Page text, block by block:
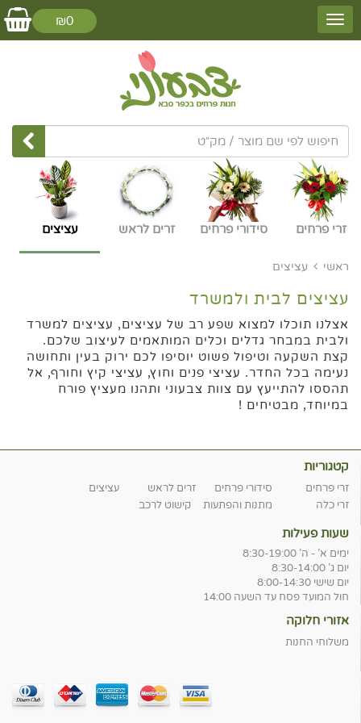
₪0
זרי פרחים סידורי פרחים זרים לראש עציצים
ראשי עציצים
עציצים לבית ולמשרד
אצלנו תוכלו למצוא שפע רב של עציצים, עציצים למשרד
ולבית במבחר גדלים וכלים המותאמים לעיצוב שלכם.
קצת השקעה וטיפול פשוט יוסיפו לכם ירוק בעין ותחושה
נעימה בכל החדר. עציצי פנים וחוץ, עציצי קיץ וחורף, אל
תהססו להתייעץ עם צוות צבעוני ותהנו מעציץ פורח
במיוחד, מבטיחים !
קטגוריות
זרי פרחים סידורי פרחים זרים לראש
עציצים
זרי כלה
מתנות והפתעות קישוט לרכב
שעות פעילות
ימים א' - ה' 8:30-19:00
יום ג' 8:30-14:00
יום שישי 8:00-14:30
חול המועד פסח עד השעה 14:00
אזורי חלוקה
משלוחי החנות